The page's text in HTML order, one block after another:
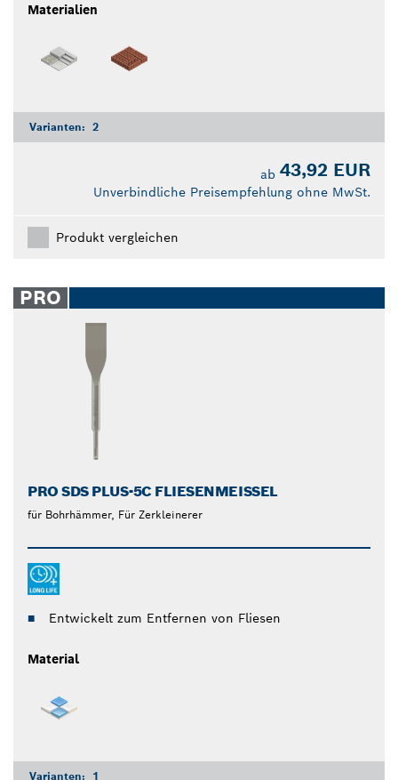
Materialien
Varianten: 2
ab 43,92 EUR
Unverbindliche Preisempfehlung ohne MwSt.
Produkt vergleichen
PRO
PRO SDS PLUS-5C FLIESENMEISSEL
für Bohrhämmer, Für Zerkleinerer
Entwickelt zum Entfernen von Fliesen
Material
Varianten: 1